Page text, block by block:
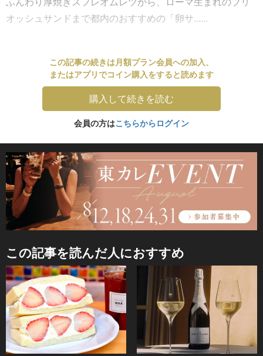
オッシュサンドまで都内のおすすめの「卵サ......
この記事の続きは月額プラン会員への加入、
またはアプリでコイン購入をすると読めます
購入して続きを読む
会員の方はこちらからログイン
この記事を読んだ人におすすめ